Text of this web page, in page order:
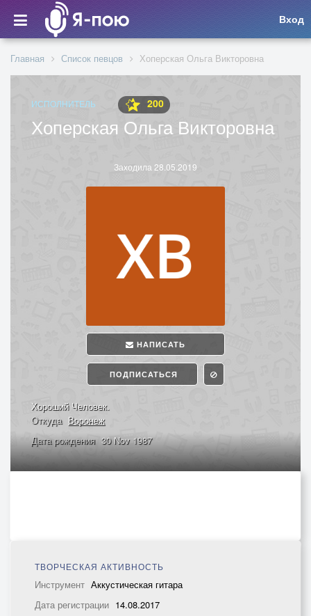
Вход
Главная Список певцов Хоперская Ольга Викторовна
ИСПОЛНИТЕЛЬ 200
Хоперская Ольга Викторовна
Заходила 28.05.2019
НАПИСАТЬ
ПОДПИСАТЬСЯ
Хороший Человек.
Откуда Воронеж
Дата рождения 30 Nov 1987
ТВОРЧЕСКАЯ АКТИВНОСТЬ
Инструмент Аккустическая гитара
Дата регистрации 14.08.2017